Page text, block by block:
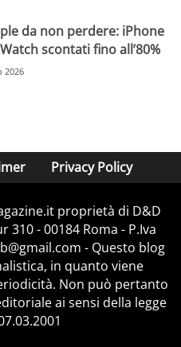
da non perdere: iPhone
scontati fino all’80%
2026
Privacy Policy
proprietà di D&D
310 - 00184 Roma - P.Iva
- Questo blog
in quanto viene
Non può pertanto
ai sensi della legge